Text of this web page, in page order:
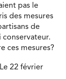
pas le
des mesures
de
ces mesures?
22 février